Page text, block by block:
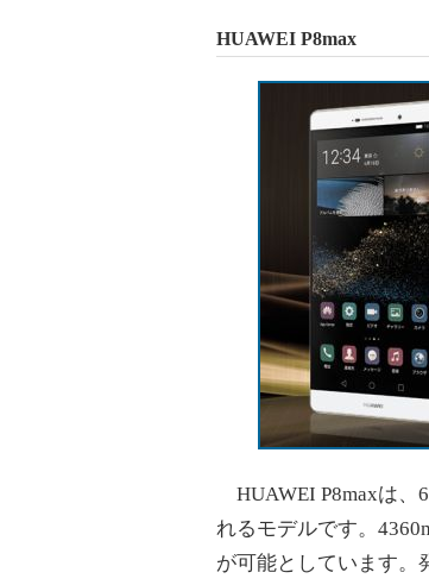
HUAWEI P8max
HUAWEI P8maxは、
れるモデルです。
が可能としています。